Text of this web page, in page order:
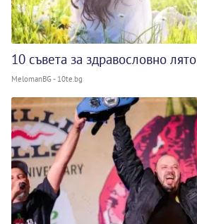
10 съвета за здравословно лято
MelomanBG - 10te.bg